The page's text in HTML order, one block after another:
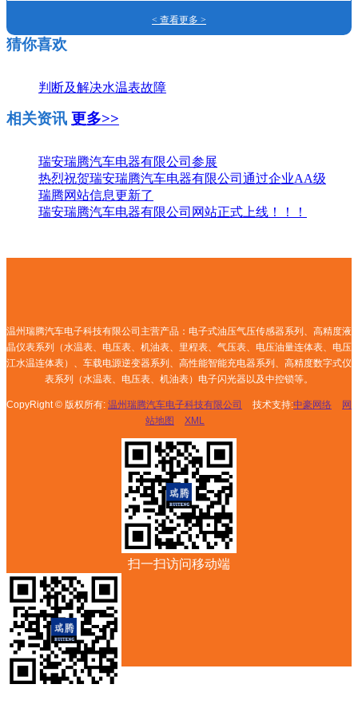
< 查看更多 >
猜你喜欢
判断及解决水温表故障
相关资讯 更多>>
瑞安瑞腾汽车电器有限公司参展
热烈祝贺瑞安瑞腾汽车电器有限公司通过企业AA级
瑞腾网站信息更新了
瑞安瑞腾汽车电器有限公司网站正式上线！！！
温州瑞腾汽车电子科技有限公司主营产品：电子式油压气压传感器系列、高精度液
晶仪表系列（水温表、电压表、机油表、里程表、气压表、电压油量连体表、电压
江水温连体表）、车载电源逆变器系列、高性能智能充电器系列、高精度数字式仪
表系列（水温表、电压表、机油表）电子闪光器以及中控锁等。
CopyRight © 版权所有: 温州瑞腾汽车电子科技有限公司 技术支持:中豪网络
网
站地图
XML
扫一扫访问移动端